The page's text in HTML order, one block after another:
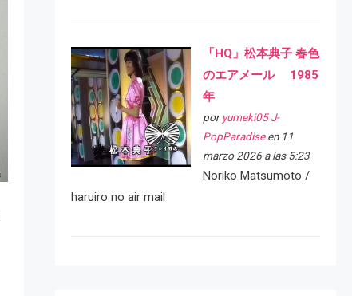
「HQ」松本典子 春色
のエアメール 1985
年
por yumeki05 J-
PopParadiseen 11
marzo 2026 a las 5:23
Noriko Matsumoto /
haruiro no air mail